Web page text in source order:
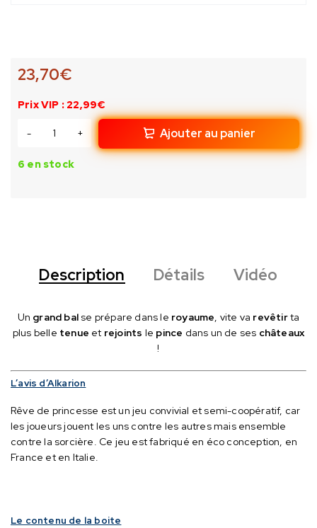
23,70€
Prix VIP : 22,99€
Ajouter au panier
6 en stock
Description Détails Vidéo
Un grand bal se prépare dans le royaume, vite va revêtirta
plus belle tenue et rejoints le pince dans un de ses châteaux
!
L’avis d’Alkarion
Rêve de princesse est un jeu convivial et semi-coopératif, car
les joueurs jouent les uns contre les autres mais ensemble
contre la sorcière. Ce jeu est fabriqué en éco conception, en
France et en Italie.
Le contenu de la boite